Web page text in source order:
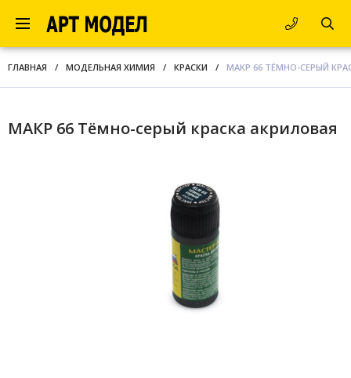
ГЛАВНАЯ / МОДЕЛЬНАЯ ХИМИЯ / КРАСКИ / МАКР 66 ТЁМНО-СЕРЫЙ
МАКР 66 Тёмно-серый краска акриловая